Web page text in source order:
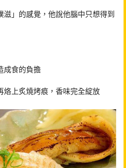
滋」的感覺，他說他腦中只想得到
成食的負擔
烙上炙燒烤痕，香味完全綻放